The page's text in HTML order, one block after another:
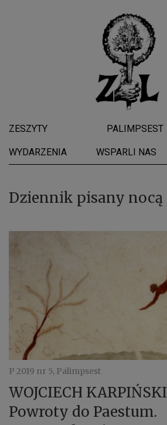
ZESZYTY PALIMPSEST
WYDARZENIA WSPARLI NAS
Dziennik pisany nocą
P 2019 nr 5, Palimpsest
WOJCIECH KARPIŃSKI
Powroty do Paestum.